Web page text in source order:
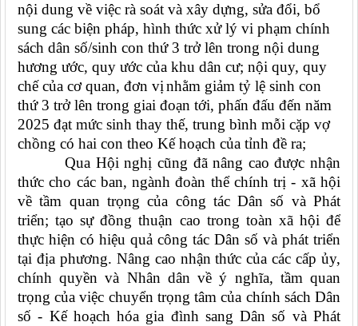
nội dung về việc rà soát và xây dựng, sửa đổi, bổ
sung các biện pháp, hình thức xử lý vi phạm chính
sách dân số/sinh con thứ 3 trở lên trong nội dung
hương ước, quy ước của khu dân cư; nội quy, quy
chế của cơ quan, đơn vịnhằm giảm tỷ lệ sinh con
thứ 3 trở lên trong giai đoạn tới, phấn đấu đến năm
2025 đạt mức sinh thay thế, trung bình mỗi cặp vợ
chồng có hai con theo Kế hoạch của tỉnh đề ra;
Qua Hội nghị cũng đã nâng cao được nhận
thức cho các ban, ngành đoàn thể chính trị - xã hội
về tầm quan trọng của công tác Dân số và Phát
triển; tạo sự đồng thuận cao trong toàn xã hội để
thực hiện có hiệu quả công tác Dân số và phát triển
tại địa phương. Nâng cao nhận thức của các cấp ủy,
chính quyền và Nhân dân về ý nghĩa, tầm quan
trọng của việc chuyển trọng tâm của chính sách Dân
số - Kế hoạch hóa gia đình sang Dân số và Phát